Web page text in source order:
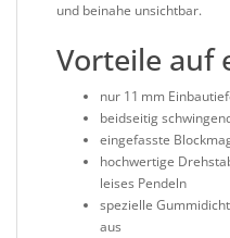
und beinahe unsichtbar.
Vorteile auf
nur 11 mm
beidseitig
eingefasste
hochwertige
leises Pendeln
spezielle
aus